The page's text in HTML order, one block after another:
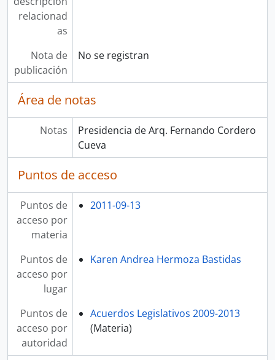
relacionad
as
Nota de
publicación
No se registran
Área de notas
Notas
Presidencia de Arq. Fernando Cordero
Cueva
Puntos de acceso
Puntos de
acceso por
materia
2011-09-13
Puntos de
acceso por
lugar
Karen Andrea Hermoza Bastidas
Puntos de
acceso por
autoridad
Acuerdos Legislativos 2009-2013
(Materia)